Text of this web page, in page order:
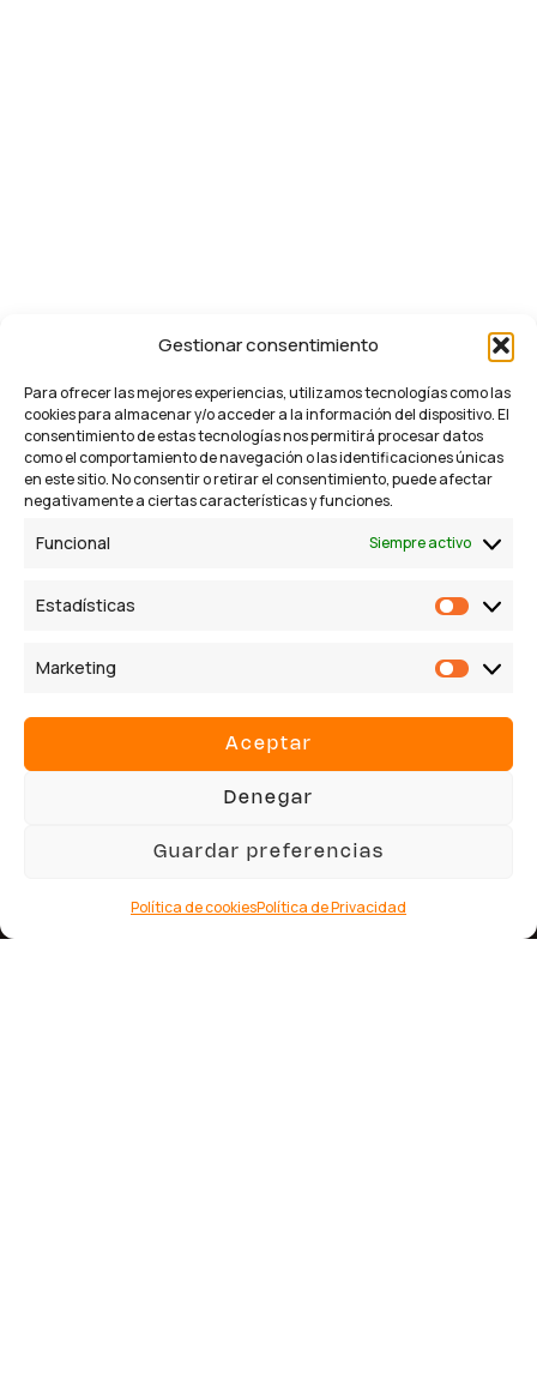
Gestionar consentimiento
Para ofrecer las mejores experiencias, utilizamos tecnologías como las
cookies para almacenar y/o acceder a la información del dispositivo. El
consentimiento de estas tecnologías nos permitirá procesar datos
como el comportamiento de navegación o las identificaciones únicas
en este sitio. No consentir o retirar el consentimiento, puede afectar
negativamente a ciertas características y funciones.
Funcional Siempre activo
Estadísticas
Marketing
Aceptar
Denegar
Guardar preferencias
Política de cookiesPolítica de Privacidad
info@budamarketing.es
619 17 37 37
28009, Madrid
Servicios
Redes Sociales